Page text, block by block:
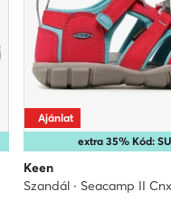
extra 35% Kód:
Ajánlat
Keen